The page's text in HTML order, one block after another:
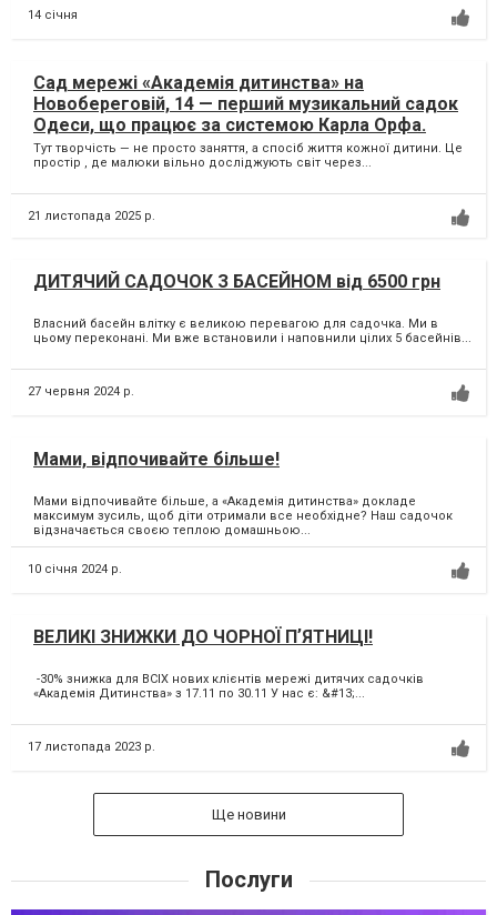
14 січня
Сад мережі «Академія дитинства» на
Новобереговій, 14 — перший музикальний садок
Одеси, що працює за системою Карла Орфа.
Тут творчість — не просто заняття, а спосіб життя кожної дитини. Це
простір , де малюки вільно досліджують світ через...
21 листопада 2025 р.
ДИТЯЧИЙ САДОЧОК З БАСЕЙНОМ від 6500 грн
Власний басейн влітку є великою перевагою для садочка. Ми в
цьому переконані. Ми вже встановили і наповнили цілих 5 басейнів...
27 червня 2024 р.
Мами, відпочивайте більше!
Мами відпочивайте більше, а «Академія дитинства» докладе
максимум зусиль, щоб діти отримали все необхідне? Наш садочок
відзначається своєю теплою домашньою...
10 січня 2024 р.
ВЕЛИКІ ЗНИЖКИ ДО ЧОРНОЇ ПʼЯТНИЦІ!
-30% знижка для ВСІХ нових клієнтів мережі дитячих садочків
«Академія Дитинства» з 17.11 по 30.11 У нас є: &#13;...
17 листопада 2023 р.
Ще новини
Послуги